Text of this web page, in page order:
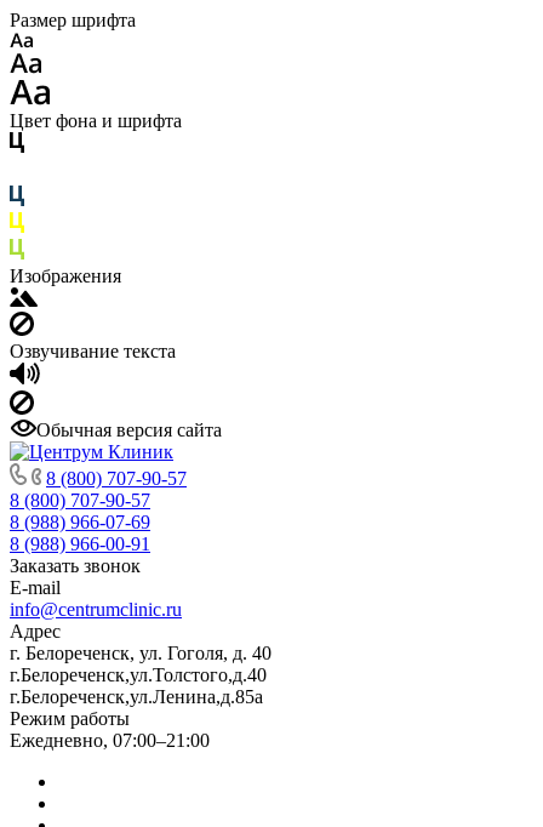
Размер шрифта
Цвет фона и шрифта
Изображения
Озвучивание текста
Обычная версия сайта
8 (800) 707-90-57
8 (800) 707-90-57
8 (988) 966-07-69
8 (988) 966-00-91
Заказать звонок
E-mail
info@centrumclinic.ru
Адрес
г. Белореченск, ул. Гоголя, д. 40
г.Белореченск,ул.Толстого,д.40
г.Белореченск,ул.Ленина,д.85а
Режим работы
Ежедневно, 07:00–21:00